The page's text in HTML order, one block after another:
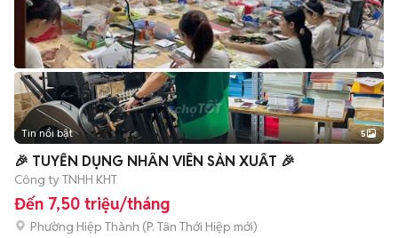
Tin nổi bật 5
🎉 TUYỂN DỤNG NHÂN VIÊN SẢN XUẤT 🎉
Công ty TNHH KHT
Đến 7,50 triệu/tháng
Phường Hiệp Thành (P. Tân Thới Hiệp mới)